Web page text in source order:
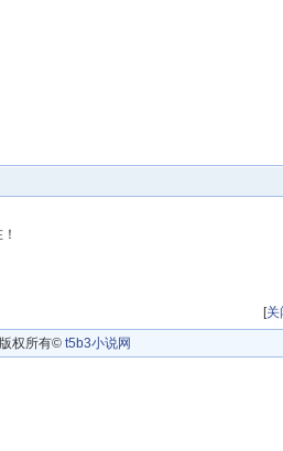
[关
版权所有© t5b3小说网